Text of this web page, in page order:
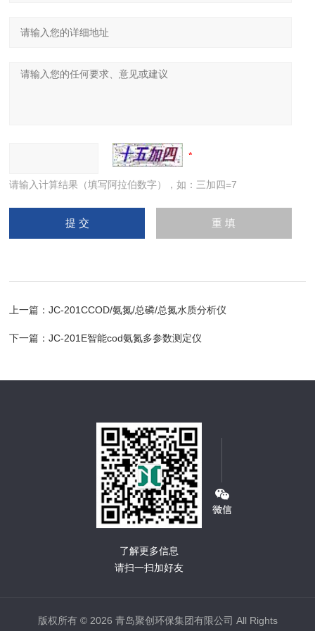
请输入计算结果（填写阿拉伯数字），如：三加四=7
上一篇：JC-201CCOD/氨氮/总磷/总氮水质分析仪
下一篇：JC-201E智能cod氨氮多参数测定仪
了解更多信息
请扫一扫加好友
版权所有 © 2026 青岛聚创环保集团有限公司 All Rights